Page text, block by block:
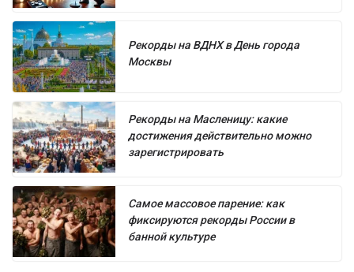
Рекорды на ВДНХ в День города
Москвы
Рекорды на Масленицу: какие
достижения действительно можно
зарегистрировать
Самое массовое парение: как
фиксируются рекорды России в
банной культуре